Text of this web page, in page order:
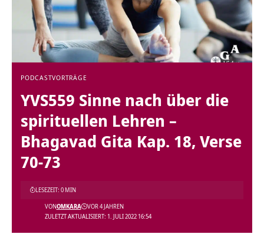
PODCASTVORTRÄGE
YVS559 Sinne nach über die
spirituellen Lehren –
Bhagavad Gita Kap. 18, Verse
70-73
ZULETZT AKTUALISIERT: 1. JULI 2022 16:54
VONOMKARA VOR 4 JAHREN
LESEZEIT: 0 MIN